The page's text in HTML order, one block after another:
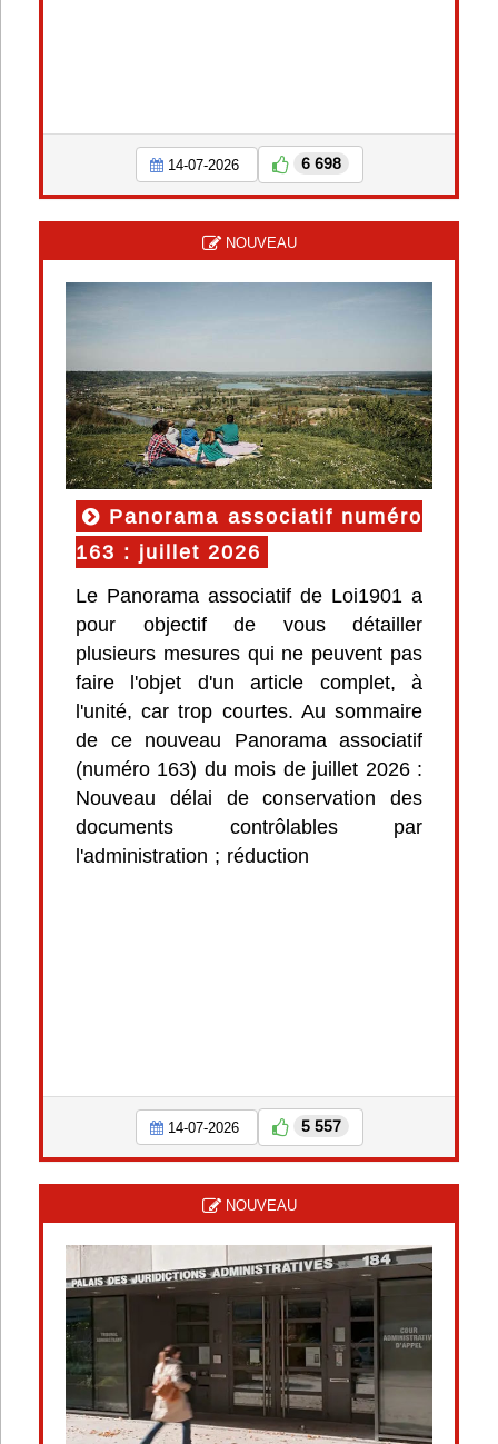
14-07-2026 6 698
NOUVEAU
Panorama associatif numéro
163 : juillet 2026
Le Panorama associatif de Loi1901 a
pour objectif de vous détailler
plusieurs mesures qui ne peuvent pas
faire l'objet d'un article complet, à
l'unité, car trop courtes. Au sommaire
de ce nouveau Panorama associatif
(numéro 163) du mois de juillet 2026 :
Nouveau délai de conservation des
documents contrôlables par
l'administration ; réduction
14-07-2026 5 557
NOUVEAU